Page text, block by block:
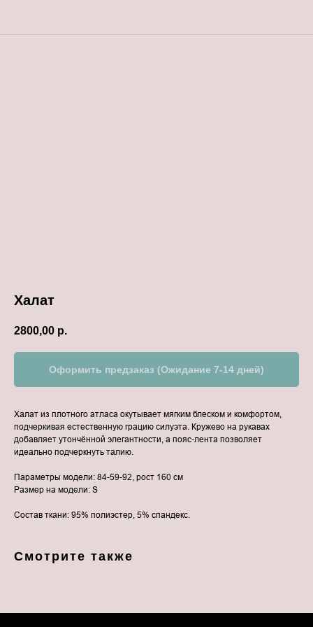
Халат
2800,00 р.
Оформить предзаказ (Ожидание 7-14 дней)
Халат из плотного атласа окутывает мягким блеском и комфортом,
подчеркивая естественную грацию силуэта. Кружево на рукавах
добавляет утончённой элегантности, а пояс-лента позволяет
идеально подчеркнуть талию.
Параметры модели: 84-59-92, рост 160 см
Размер на модели: S
Состав ткани: 95% полиэстер, 5% спандекс.
Смотрите также